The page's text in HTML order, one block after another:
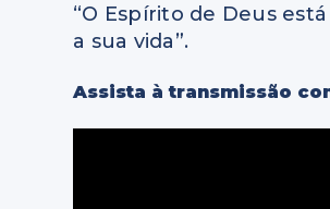
“O Espírito de Deus
a sua vida”.
Assista à transmissão